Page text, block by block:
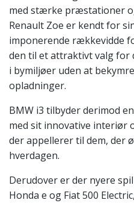
med stærke præstationer
Renault Zoe er kendt for
imponerende rækkevidde
den til et attraktivt valg for
i bymiljøer uden at
opladninger.
BMW i3 tilbyder derimod
med sit innovative interiør
der appellerer til dem, der
hverdagen.
Derudover er der nyere
Honda e og Fiat 500